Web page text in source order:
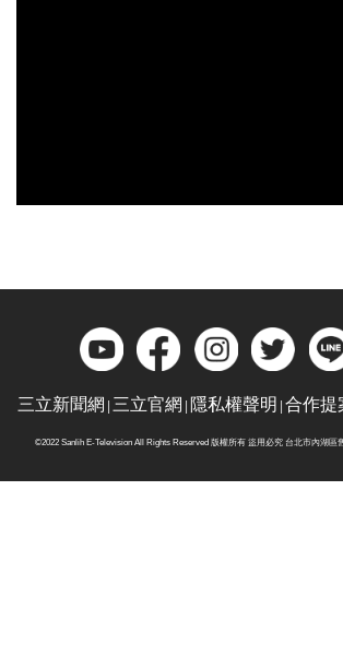
三立新聞網 三立官網 隱私權聲明 合作提
©2022 Sanlih E-Television All Rights Reserved 版權所有 盜用必究 台北市內湖區